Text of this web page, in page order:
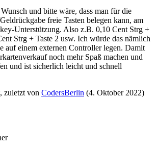
und bitte wäre, dass man für die
freie Tasten belegen kann, am
Unterstützung. Also z.B. 0,10 Cent Strg +
Strg + Taste 2 usw. Ich würde das nämlich
auf einem externen Controller legen. Damit
noch mehr Spaß machen und
und ist sicherlich leicht und schnell
zuletzt von CodersBerlin (4. Oktober 2022)